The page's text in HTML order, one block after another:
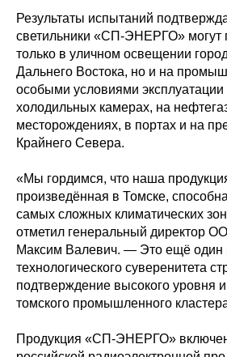
Результаты испытаний
светильники «СП-ЭНЕРГО» могут
только в уличном освещении
Дальнего Востока, но и на
особыми условиями
холодильных камерах, на
месторождениях, в портах и на
Крайнего Севера.
«Мы гордимся, что наша
произведённая в Томске,
самых сложных климатических
отметил генеральный директор
Максим Валевич. — Это ещё один
технологического суверенитета
подтверждение высокого уровня
томского промышленного
Продукция «СП-ЭНЕРГО»